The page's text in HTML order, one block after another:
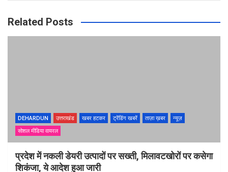
Related Posts
DEHARDUN उत्तराखंड खबर हटकर ट्रेंडिंग खबरें ताज़ा ख़बर
न्यूज़
सोशल मीडिया वायरल
प्रदेश में नकली डेयरी उत्पादों पर सख्ती, मिलावटखोरों पर कसेगा
शिकंजा, ये आदेश हुआ जारी